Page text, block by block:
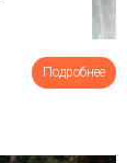
Подробнее